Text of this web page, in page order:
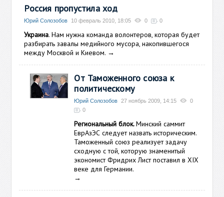
Россия пропустила ход
Юрий Солозобов 10 февраль 2010, 18:05 0 0
Украина. Нам нужна команда волонтеров, которая будет
разбирать завалы медийного мусора, накопившегося
между Москвой и Киевом. →
От Таможенного союза к
политическому
Юрий Солозобов 27 ноябрь 2009, 14:15
0
0
Региональный блок.Минский саммит
ЕврАзЭС следует назвать историческим.
Таможенный союз реализует задачу
сходную с той, которую знаменитый
экономист Фридрих Лист поставил в XIX
веке для Германии.
→